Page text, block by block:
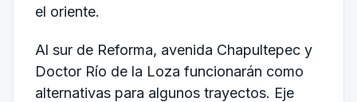
el oriente.
Al sur de Reforma, avenida Chapultepec y
Doctor Río de la Loza funcionarán como
alternativas para algunos trayectos. Eje